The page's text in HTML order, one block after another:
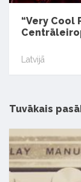
“Very Cool
Latvijā
Tuvākais